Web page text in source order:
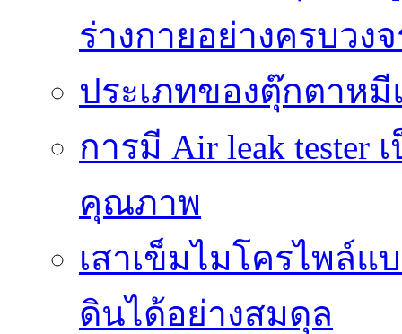
ร่างกายอย่างครบวง
ประเภทของตุ๊กตาห
การมี Air leak
คุณภาพ
เสาเข็มไมโครไพล์
ดินได้อย่างสมดุล